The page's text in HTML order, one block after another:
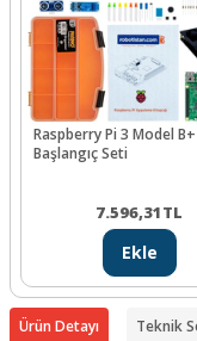
Raspberry Pi 3 Model
Başlangıç Seti
7.596,31TL
Ekle
Ürün Detayı Teknik